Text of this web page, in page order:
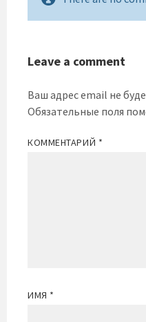
Leave a comment
Ваш адрес email не
Обязательные поля
КОММЕНТАРИЙ *
ИМЯ *